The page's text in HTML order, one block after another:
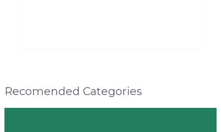
Recomended Categories